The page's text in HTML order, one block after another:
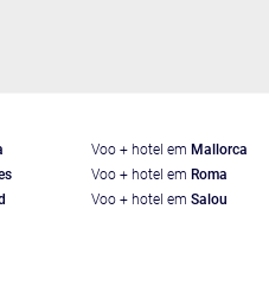
Voo + hotel em Mallorca
Voo + hotel em Roma
Voo + hotel em Salou